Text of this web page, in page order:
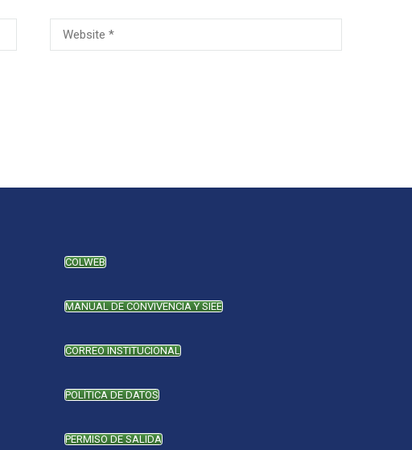
COLWEB
MANUAL DE CONVIVENCIA Y SIEE
CORREO INSTITUCIONAL
POLÍTICA DE DATOS
PERMISO DE SALIDA